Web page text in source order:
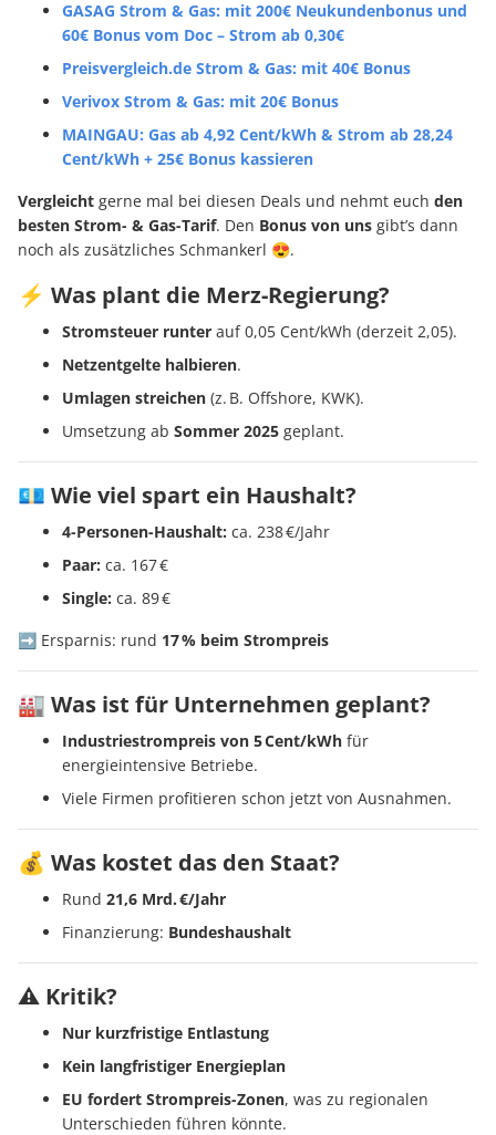
GASAG Strom & Gas: mit 200€ Neukundenbonus und
60€ Bonus vom Doc – Strom ab 0,30€
Preisvergleich.de Strom & Gas: mit 40€ Bonus
Verivox Strom & Gas: mit 20€ Bonus
MAINGAU: Gas ab 4,92 Cent/kWh & Strom ab 28,24
Cent/kWh + 25€ Bonus kassieren
Vergleicht gerne mal bei diesen Deals und nehmt euch den
besten Strom- & Gas-Tarif. Den Bonus von uns gibt’s dann
noch als zusätzliches Schmankerl 😍.
⚡ Was plant die Merz-Regierung?
Stromsteuer runter auf 0,05 Cent/kWh (derzeit 2,05).
Netzentgelte halbieren.
Umlagen streichen (z. B. Offshore, KWK).
Umsetzung ab Sommer 2025 geplant.
💶 Wie viel spart ein Haushalt?
4-Personen-Haushalt: ca. 238 €/Jahr
Paar: ca. 167 €
Single: ca. 89 €
➡️ Ersparnis: rund 17 % beim Strompreis
🏭 Was ist für Unternehmen geplant?
Industriestrompreis von 5 Cent/kWh für
energieintensive Betriebe.
Viele Firmen profitieren schon jetzt von Ausnahmen.
💰 Was kostet das den Staat?
Rund 21,6 Mrd. €/Jahr
Finanzierung: Bundeshaushalt
⚠️ Kritik?
Nur kurzfristige Entlastung
Kein langfristiger Energieplan
EU fordert Strompreis-Zonen, was zu regionalen
Unterschieden führen könnte.